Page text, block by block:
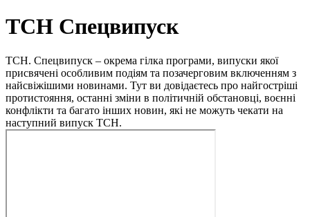
ТСН Спецвипуск
ТСН. Спецвипуск – окрема гілка програми, випуски якої
присвячені особливим подіям та позачерговим включенням з
найсвіжішими новинами. Тут ви довідаєтесь про найгостріші
протистояння, останні зміни в політичній обстановці, воєнні
конфлікти та багато інших новин, які не можуть чекати на
наступний випуск ТСН.